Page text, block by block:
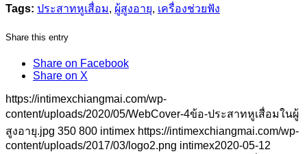
Tags: ประสาทหูเสื่อม, ผู้สูงอายุ, เครื่องช่วยฟัง
Share this entry
Share on Facebook
Share on X
https://intimexchiangmai.com/wp-
content/uploads/2020/05/WebCover-4ข้อ-ประสาทหูเสื่อมในผู้
สูงอายุ.jpg 350 800 intimex https://intimexchiangmai.com/wp-
content/uploads/2017/03/logo2.png intimex2020-05-12